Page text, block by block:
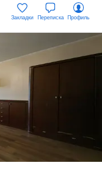
Закладки Переписка Профиль